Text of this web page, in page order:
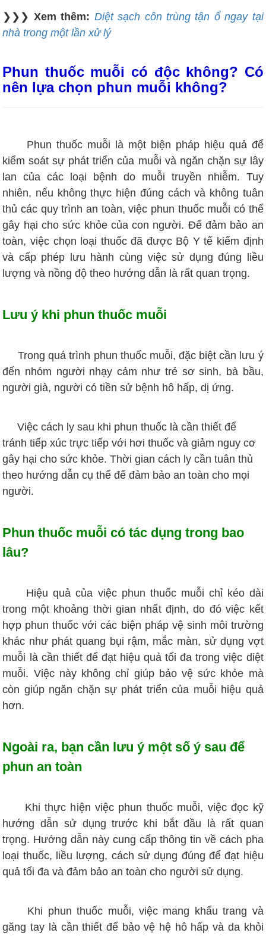
❯❯❯ Xem thêm: Diệt sạch côn trùng tận ổ ngay tại
nhà trong một lần xử lý
Phun thuốc muỗi có độc không? Có
nên lựa chọn phun muỗi không?
Phun thuốc muỗi là một biện pháp hiệu quả để
kiểm soát sự phát triển của muỗi và ngăn chặn sự lây
lan của các loại bệnh do muỗi truyền nhiễm. Tuy
nhiên, nếu không thực hiện đúng cách và không tuân
thủ các quy trình an toàn, việc phun thuốc muỗi có thể
gây hại cho sức khỏe của con người. Để đảm bảo an
toàn, việc chọn loại thuốc đã được Bộ Y tế kiểm định
và cấp phép lưu hành cùng việc sử dụng đúng liều
lượng và nồng độ theo hướng dẫn là rất quan trọng.
Lưu ý khi phun thuốc muỗi
Trong quá trình phun thuốc muỗi, đặc biệt cần lưu ý
đến nhóm người nhạy cảm như trẻ sơ sinh, bà bầu,
người già, người có tiền sử bệnh hô hấp, dị ứng.
Việc cách ly sau khi phun thuốc là cần thiết để
tránh tiếp xúc trực tiếp với hơi thuốc và giảm nguy cơ
gây hại cho sức khỏe. Thời gian cách ly cần tuân thủ
theo hướng dẫn cụ thể để đảm bảo an toàn cho mọi
người.
Phun thuốc muỗi có tác dụng trong bao
lâu?
Hiệu quả của việc phun thuốc muỗi chỉ kéo dài
trong một khoảng thời gian nhất định, do đó việc kết
hợp phun thuốc với các biện pháp vệ sinh môi trường
khác như phát quang bụi rậm, mắc màn, sử dụng vợt
muỗi là cần thiết để đạt hiệu quả tối đa trong việc diệt
muỗi. Việc này không chỉ giúp bảo vệ sức khỏe mà
còn giúp ngăn chặn sự phát triển của muỗi hiệu quả
hơn.
Ngoài ra, bạn cần lưu ý một số ý sau để
phun an toàn
Khi thực hiện việc phun thuốc muỗi, việc đọc kỹ
hướng dẫn sử dụng trước khi bắt đầu là rất quan
trọng. Hướng dẫn này cung cấp thông tin về cách pha
loại thuốc, liều lượng, cách sử dụng đúng để đạt hiệu
quả tối đa và đảm bảo an toàn cho người sử dụng.
Khi phun thuốc muỗi, việc mang khẩu trang và
găng tay là cần thiết để bảo vệ hệ hô hấp và da khỏi